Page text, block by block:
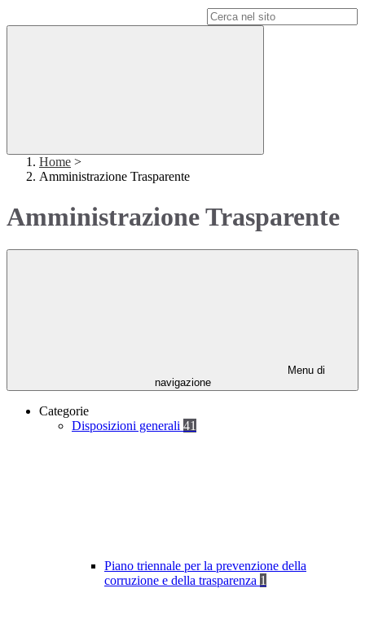
Home >
Amministrazione Trasparente
Amministrazione Trasparente
Menu di
navigazione
Categorie
Disposizioni generali 41
Piano triennale per la prevenzione della
corruzione e della trasparenza 1